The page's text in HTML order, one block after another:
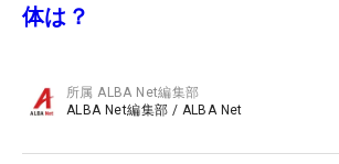
体は？
所属ALBA Net編集部
ALBA Net編集部 / ALBA Net